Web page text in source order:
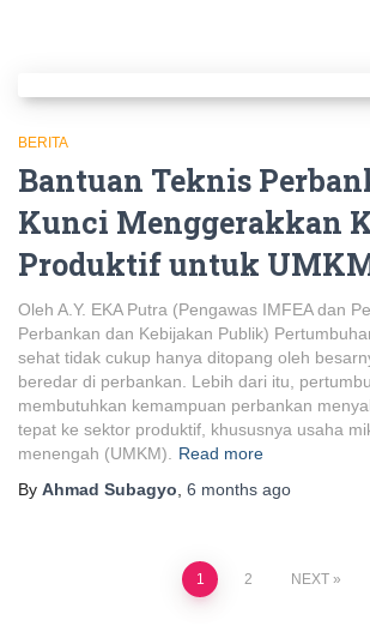
BERITA
Bantuan Teknis
Kunci Menggerakkan
Produktif untuk
Oleh A.Y. EKA Putra (Pengawas IMFEA dan
Perbankan dan Kebijakan Publik)
sehat tidak cukup hanya ditopang oleh
beredar di perbankan. Lebih dari itu,
membutuhkan kemampuan perbankan
tepat ke sektor produktif, khususnya usaha
menengah (UMKM).
Read more
By Ahmad Subagyo 6 months ago
1 2 NEXT